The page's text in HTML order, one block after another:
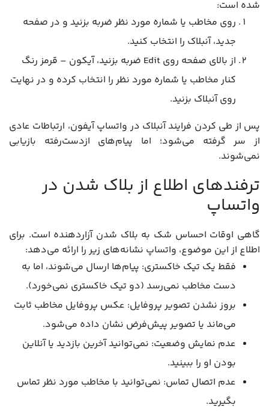
شده است:
روی مخاطب یا شماره مورد نظر ضربه بزنید و در صفحه
جدید، آنبلاک را انتخاب کنید.
از بالای صفحه روی Edit ضربه بزنید، آیکون – قرمز رنگ
کنار مخاطب یا شماره مورد نظر را انتخاب کرده و در نهایت
روی آنبلاک بزنید.
پس از طی کردن فرایند آنبلاک در واتساپ آیفون، ارتباطات عادی
از سر گرفته می‌شود؛ اما پیام‌های ازدست‌رفته بازیابی
نمی‌شوند.
ترفندهای اطلاع از بلاک شدن در
واتساپ
گاهی اوقات احساس شک به بلاک شدن آزاردهنده است. برای
اطلاع از این موضوع، واتساپ نشانه‌های زیر را ارائه می‌دهد:
فقط یک تیک خاکستری: پیام‌ها ارسال می‌شوند، اما به
دست مخاطب نمی‌رسد (دو تیک خاکستری نمی‌خورد).
بروز نشدن تصویر پروفایل: عکس پروفایل مخاطب ثابت
می‌ماند یا تصویر پیش‌فرض نشان داده می‌شود.
عدم نمایش وضعیت: نمی‌توانید آخرین بازدید یا آنلاین
بودن او را ببینید.
عدم اتصال تماس: نمی‌توانید با مخاطب مورد نظر تماس
بگیرید.